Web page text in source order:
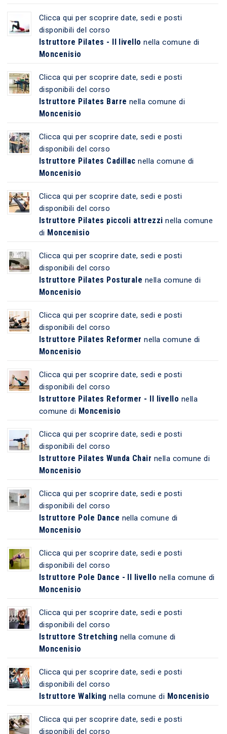
Clicca qui per scoprire date, sedi e posti
disponibili del corso
Istruttore Pilates - II livello nella comune di
Moncenisio
Clicca qui per scoprire date, sedi e posti
disponibili del corso
Istruttore Pilates Barre nella comune di
Moncenisio
Clicca qui per scoprire date, sedi e posti
disponibili del corso
Istruttore Pilates Cadillac nella comune di
Moncenisio
Clicca qui per scoprire date, sedi e posti
disponibili del corso
Istruttore Pilates piccoli attrezzi nella comune
di Moncenisio
Clicca qui per scoprire date, sedi e posti
disponibili del corso
Istruttore Pilates Posturale nella comune di
Moncenisio
Clicca qui per scoprire date, sedi e posti
disponibili del corso
Istruttore Pilates Reformer nella comune di
Moncenisio
Clicca qui per scoprire date, sedi e posti
disponibili del corso
Istruttore Pilates Reformer - II livello nella
comune di Moncenisio
Clicca qui per scoprire date, sedi e posti
disponibili del corso
Istruttore Pilates Wunda Chair nella comune di
Moncenisio
Clicca qui per scoprire date, sedi e posti
disponibili del corso
Istruttore Pole Dance nella comune di
Moncenisio
Clicca qui per scoprire date, sedi e posti
disponibili del corso
Istruttore Pole Dance - II livello nella comune di
Moncenisio
Clicca qui per scoprire date, sedi e posti
disponibili del corso
Istruttore Stretching nella comune di
Moncenisio
Clicca qui per scoprire date, sedi e posti
disponibili del corso
Istruttore Walking nella comune di Moncenisio
Clicca qui per scoprire date, sedi e posti
disponibili del corso